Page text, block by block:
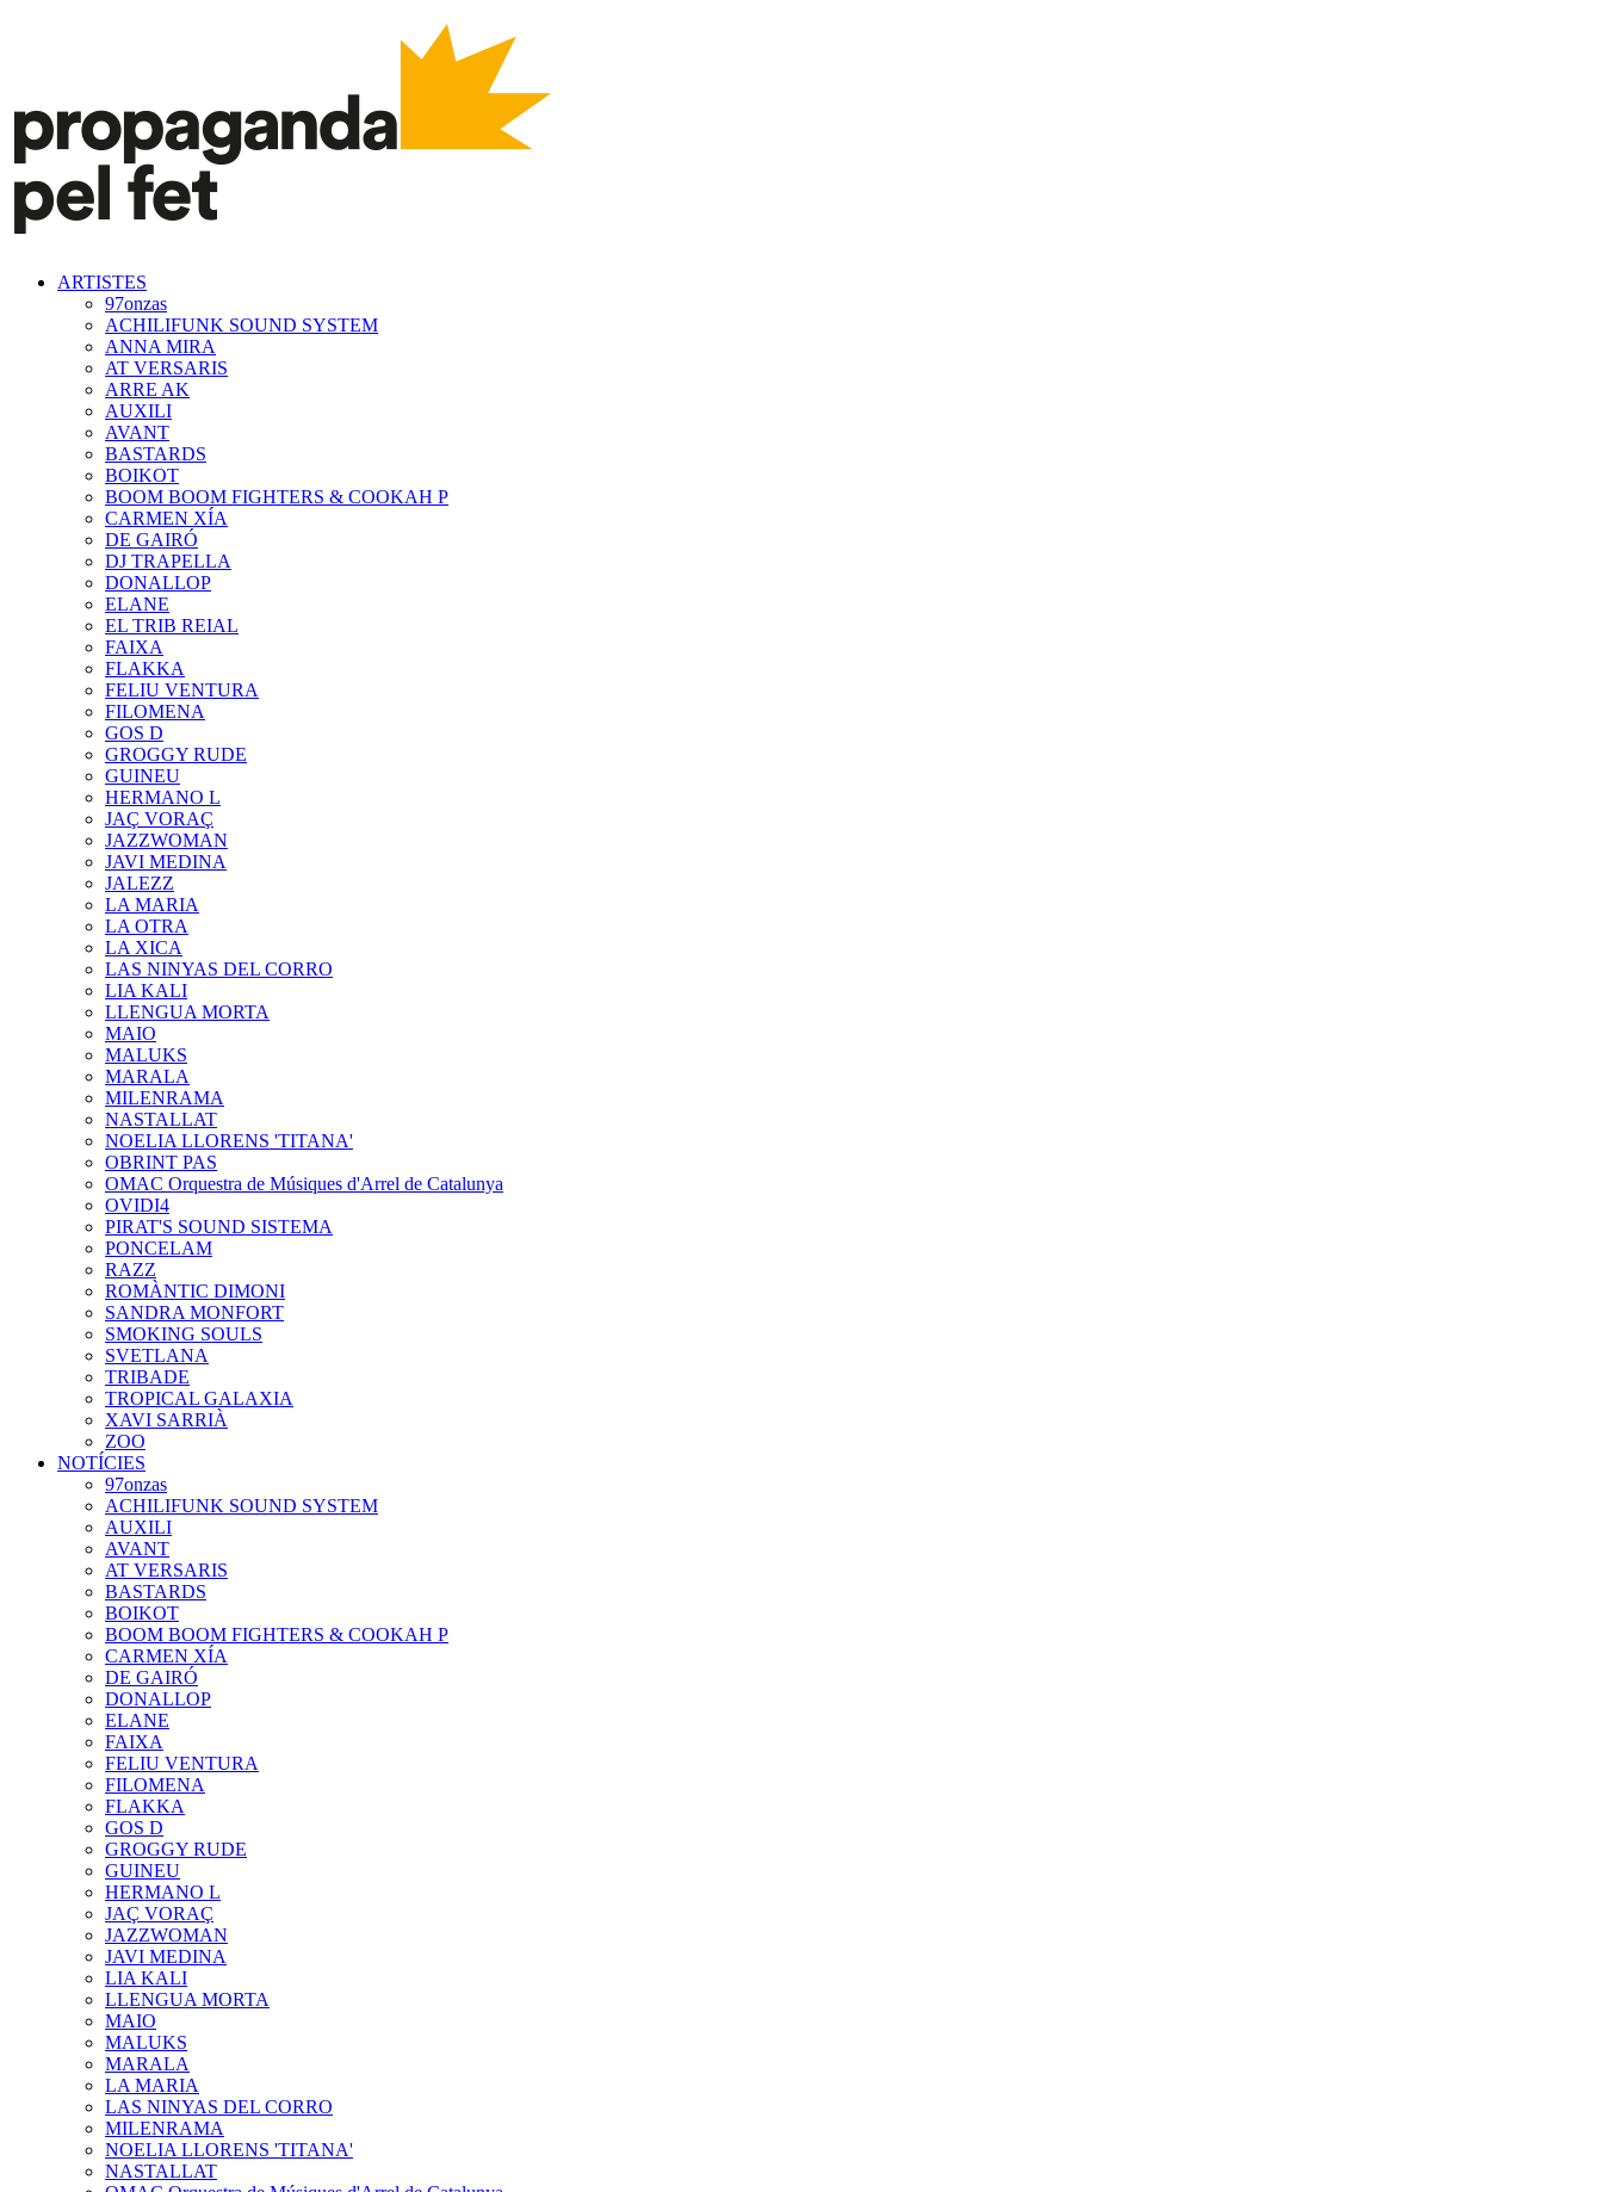
ARTISTES
97onzas
ACHILIFUNK SOUND SYSTEM
ANNA MIRA
AT VERSARIS
ARRE AK
AUXILI
AVANT
BASTARDS
BOIKOT
BOOM BOOM FIGHTERS & COOKAH P
CARMEN XÍA
DE GAIRÓ
DJ TRAPELLA
DONALLOP
ELANE
EL TRIB REIAL
FAIXA
FLAKKA
FELIU VENTURA
FILOMENA
GOS D
GROGGY RUDE
GUINEU
HERMANO L
JAÇ VORAÇ
JAZZWOMAN
JAVI MEDINA
JALEZZ
LA MARIA
LA OTRA
LA XICA
LAS NINYAS DEL CORRO
LIA KALI
LLENGUA MORTA
MAIO
MALUKS
MARALA
MILENRAMA
NASTALLAT
NOELIA LLORENS 'TITANA'
OBRINT PAS
OMAC Orquestra de Músiques d'Arrel de Catalunya
OVIDI4
PIRAT'S SOUND SISTEMA
PONCELAM
RAZZ
ROMÀNTIC DIMONI
SANDRA MONFORT
SMOKING SOULS
SVETLANA
TRIBADE
TROPICAL GALAXIA
XAVI SARRIÀ
ZOO
NOTÍCIES
97onzas
ACHILIFUNK SOUND SYSTEM
AUXILI
AVANT
AT VERSARIS
BASTARDS
BOIKOT
BOOM BOOM FIGHTERS & COOKAH P
CARMEN XÍA
DE GAIRÓ
DONALLOP
ELANE
FAIXA
FELIU VENTURA
FILOMENA
FLAKKA
GOS D
GROGGY RUDE
GUINEU
HERMANO L
JAÇ VORAÇ
JAZZWOMAN
JAVI MEDINA
LIA KALI
LLENGUA MORTA
MAIO
MALUKS
MARALA
LA MARIA
LAS NINYAS DEL CORRO
MILENRAMA
NOELIA LLORENS 'TITANA'
NASTALLAT